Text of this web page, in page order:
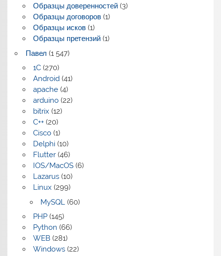
Образцы доверенностей(3)
Образцы договоров(1)
Образцы исков(1)
Образцы претензий(1)
Павел (1 547)
1C(270)
Android(41)
apache(4)
arduino(22)
bitrix (12)
C++(20)
Cisco(1)
Delphi(10)
Flutter(46)
IOS/MacOS(6)
Lazarus(10)
Linux (299)
MySQL(60)
PHP(145)
Python (66)
WEB(281)
Windows(22)